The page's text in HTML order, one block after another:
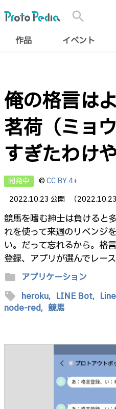
search
作品 イベント
俺の格言は
茗荷（ミョ
すぎたわけ
開発中 ©CC BY 4+
2022.10.23 公開
（
競馬を嗜む紳士は負けると
れを使って来週のリベンジ
い。だって忘れるから。格
登録、アプリが選んでレー
folder アプリケーション
sell heroku, LINE Bot,
node-red, 競馬